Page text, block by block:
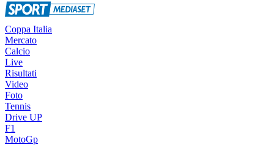
Coppa Italia
Mercato
Calcio
Live
Risultati
Video
Foto
Tennis
Drive UP
F1
MotoGp